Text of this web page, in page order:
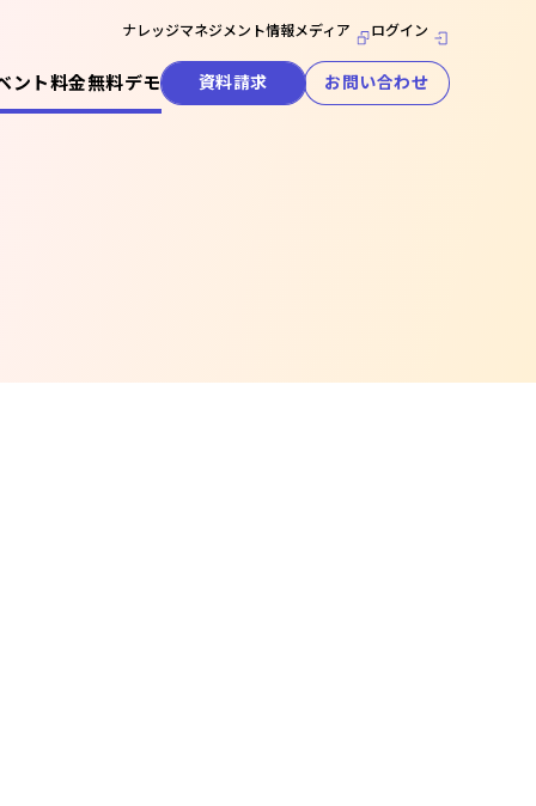
ナレッジマネジメント情報メディア ログイン
ント料金無料デモ 資料請求 お問い合わせ